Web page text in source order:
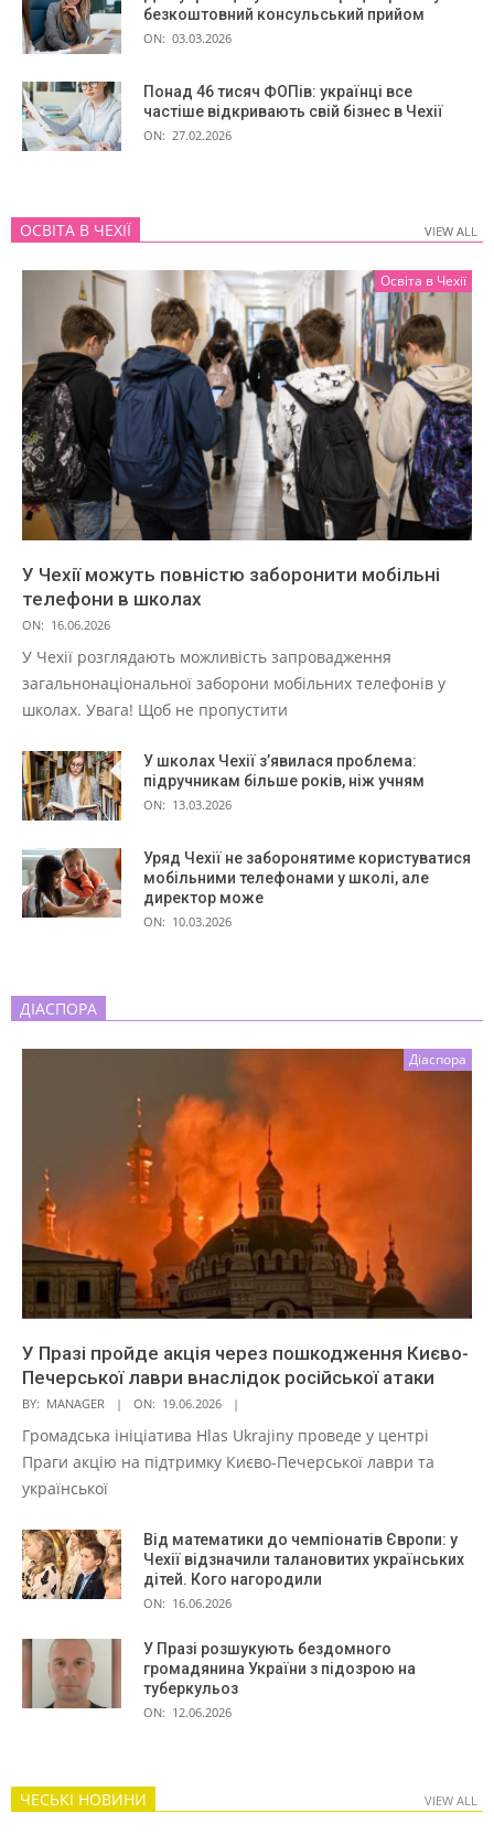
безкоштовний консульський прийом
ON: 03.03.2026
Понад 46 тисяч ФОПів: українці все
частіше відкривають свій бізнес в Чехії
ON: 27.02.2026
ОСВІТА В ЧЕХІЇ VIEW ALL
Освіта в Чехії
У Чехії можуть повністю заборонити мобільні
телефони в школах
ON: 16.06.2026
У Чехії розглядають можливість запровадження
загальнонаціональної заборони мобільних телефонів у
школах. Увага! Щоб не пропустити
У школах Чехії з’явилася проблема:
підручникам більше років, ніж учням
ON: 13.03.2026
Уряд Чехії не заборонятиме користуватися
мобільними телефонами у школі, але
директор може
ON: 10.03.2026
VIEW ALL
ДІАСПОРА
Діаспора
У Празі пройде акція через пошкодження Києво-
Печерської лаври внаслідок російської атаки
BY: MANAGER ON: 19.06.2026
Громадська ініціатива Hlas Ukrajiny проведе у центрі
Праги акцію на підтримку Києво-Печерської лаври та
української
Від математики до чемпіонатів Європи: у
Чехії відзначили талановитих українських
дітей. Кого нагородили
ON: 16.06.2026
У Празі розшукують бездомного
громадянина України з підозрою на
туберкульоз
ON: 12.06.2026
ЧЕСЬКІ НОВИНИ VIEW ALL